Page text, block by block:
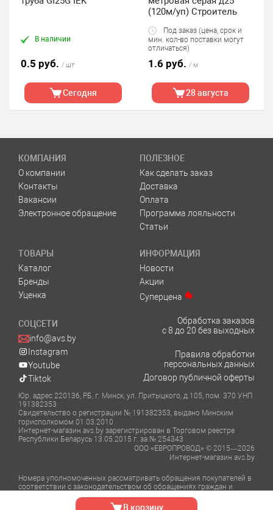
В наличии
0.5 руб. / шт
Сегодня
(120м/уп) Строитель
Под заказ (цена, срок и
мин. кол-во поставки могут
отличаться)
1.6 руб. / м
28 августа
КОМПАНИЯ
О компании
Контакты
Вакансии
Электронное обращение
ПОЛЕЗНОЕ
Как сделать заказ
Доставка
Оплата
Программа лояльности
Статьи
ТОВАРЫ
Каталог
Бренды
Уценка
ИНФОРМАЦИЯ
Новости
Акции
Суперцена
СОЦСЕТИ
info@avs.by
Instagram
Youtube
Tiktok
Обработка заказов
с 8 до 20 без выходных
Правила обработки
персональных данных
Договор публичной оферты
Юр. адрес 220136, РБ, г. Минск, ул. Притыцкого, д.105, пом. 370 УНП
191382353
Свидетельство о регистрации № 191382353, выдано Минским
горисполкомом 01.03.2010
Интернет-магазин avs.by зарегистрирован в Торговом реестре
Республики Беларусь 13.05.2015 г. за № 254343
ООО «ЕВРОПРОВОД» © 2015—2026
Интернет-магазин avs.by
Номера уполномоченных рассматривать обращения покупателей в
соответствии с законодательством об обращениях граждан и
Отдел торговли и услуг Администрации Фрунзенского района г.
В корзину